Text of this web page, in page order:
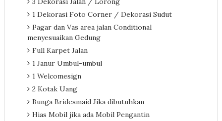
1 Dekorasi Foto Corner / Dekorasi Sudut
Pagar dan Vas area jalan Conditional
menyesuaikan Gedung
Full Karpet Jalan
1 Janur Umbul-umbul
1 Welcomesign
2 Kotak Uang
Bunga Bridesmaid Jika dibutuhkan
Hias Mobil jika ada Mobil Pengantin